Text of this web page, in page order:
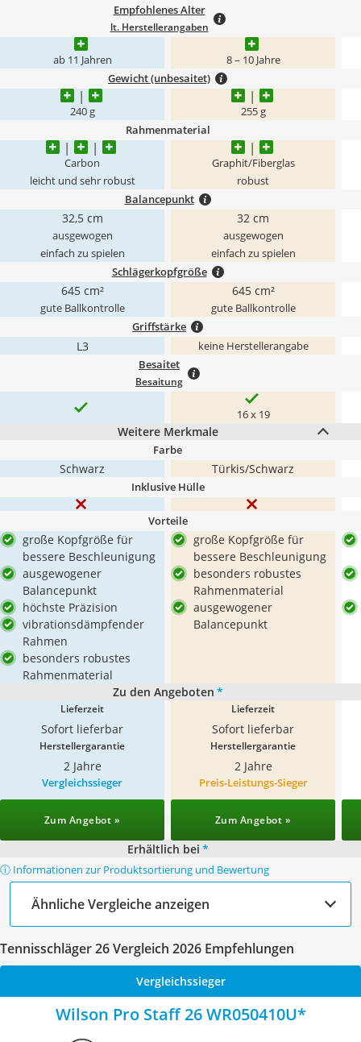
Empfohlenes Alter
lt. Herstellerangaben
ab 11 Jahren 8 – 10 Jahre
Gewicht (unbesaitet)
240 g 255 g
Rahmenmaterial
Carbon
leicht und sehr robust
Graphit/Fiberglas
robust
Balancepunkt
32,5 cm
ausgewogen
einfach zu spielen
32 cm
ausgewogen
einfach zu spielen
Schlägerkopfgröße
645 cm²
gute Ballkontrolle
645 cm²
gute Ballkontrolle
Griffstärke
L3 keine Herstellerangabe
Besaitet
Besaitung
16 x 19
Weitere Merkmale
Farbe
Schwarz Türkis/Schwarz
Inklusive Hülle
Vorteile
große Kopfgröße für
bessere Beschleunigung
ausgewogener
Balancepunkt
höchste Präzision
vibrationsdämpfender
Rahmen
besonders robustes
Rahmenmaterial
große Kopfgröße für
bessere Beschleunigung
besonders robustes
Rahmenmaterial
ausgewogener
Balancepunkt
Zu den Angeboten *
Lieferzeit
Sofort lieferbar
Lieferzeit
Sofort lieferbar
Herstellergarantie
2 Jahre
Herstellergarantie
2 Jahre
Vergleichssieger
Zum Angebot »
Preis-Leistungs-Sieger
Zum Angebot »
Erhältlich bei *
ⓘ Informationen zur Produktsortierung und Bewertung
Ähnliche Vergleiche anzeigen
Tennisschläger 26 Vergleich 2026 Empfehlungen
Vergleichssieger
Wilson Pro Staff 26 WR050410U